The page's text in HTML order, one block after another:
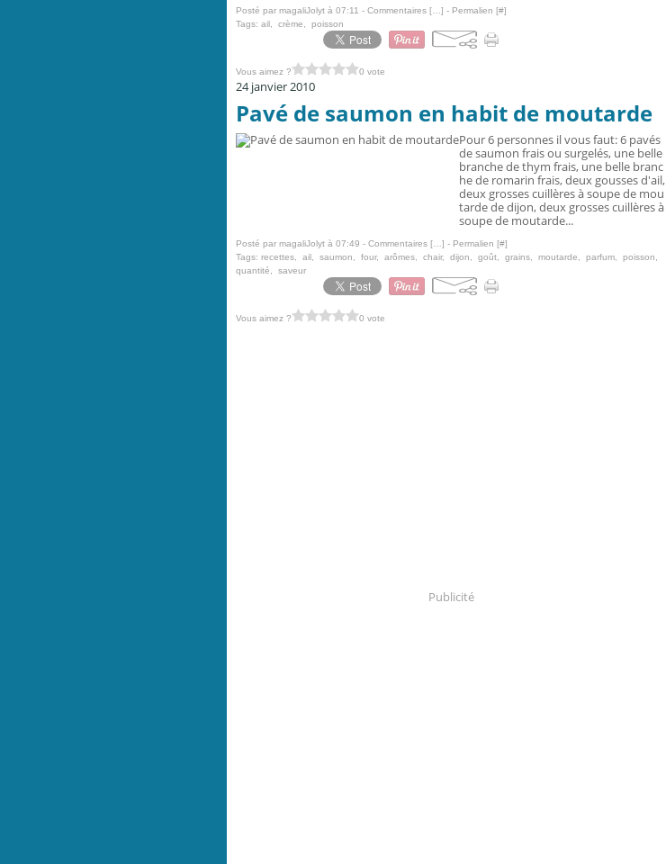
Posté par magaliJolyt à 07:11 - Commentaires [ ] - Permalien [#]
Tags: ail crème poisson
Vous aimez ? 0 vote
24 janvier 2010
Pavé de saumon en habit de moutarde
Pour 6 personnes il vous faut: 6 pavés
de saumon frais ou surgelés, une belle
branche de thym frais, une belle branc
he de romarin frais, deux gousses d'ail,
deux grosses cuillères à soupe de mou
tarde de dijon, deux grosses cuillères à
soupe de moutarde...
Posté par magaliJolyt à 07:49 - Commentaires [ ] - Permalien [#]
Tags: recettes ail saumon four, arômes chair, dijon goût grains moutarde parfum poisson
quantité
saveur
Vous aimez ? 0 vote
Publicité